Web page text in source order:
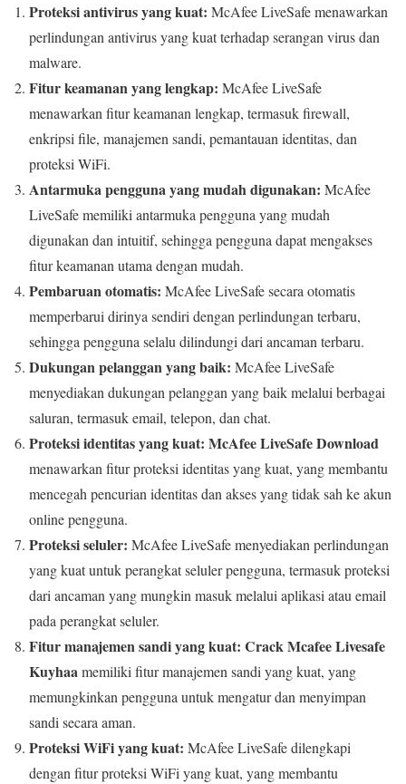
Proteksi antivirus yang kuat: McAfee LiveSafe menawarkan
perlindungan antivirus yang kuat terhadap serangan virus dan
malware.
Fitur keamanan yang lengkap: McAfee LiveSafe
menawarkan fitur keamanan lengkap, termasuk firewall,
enkripsi file, manajemen sandi, pemantauan identitas, dan
proteksi WiFi.
Antarmuka pengguna yang mudah digunakan: McAfee
LiveSafe memiliki antarmuka pengguna yang mudah
digunakan dan intuitif, sehingga pengguna dapat mengakses
fitur keamanan utama dengan mudah.
Pembaruan otomatis: McAfee LiveSafe secara otomatis
memperbarui dirinya sendiri dengan perlindungan terbaru,
sehingga pengguna selalu dilindungi dari ancaman terbaru.
Dukungan pelanggan yang baik: McAfee LiveSafe
menyediakan dukungan pelanggan yang baik melalui berbagai
saluran, termasuk email, telepon, dan chat.
Proteksi identitas yang kuat: McAfee LiveSafe Download
menawarkan fitur proteksi identitas yang kuat, yang membantu
mencegah pencurian identitas dan akses yang tidak sah ke akun
online pengguna.
Proteksi seluler: McAfee LiveSafe menyediakan perlindungan
yang kuat untuk perangkat seluler pengguna, termasuk proteksi
dari ancaman yang mungkin masuk melalui aplikasi atau email
pada perangkat seluler.
Fitur manajemen sandi yang kuat: Crack Mcafee Livesafe
Kuyhaamemiliki fitur manajemen sandi yang kuat, yang
memungkinkan pengguna untuk mengatur dan menyimpan
sandi secara aman.
Proteksi WiFi yang kuat: McAfee LiveSafe dilengkapi
dengan fitur proteksi WiFi yang kuat, yang membantu